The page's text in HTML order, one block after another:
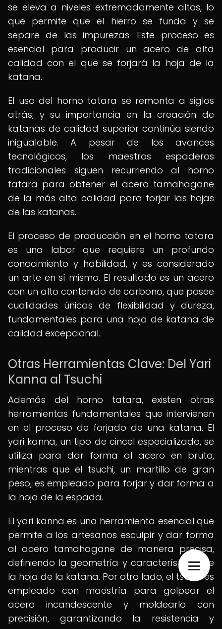
se eleva a niveles extremadamente altos, lo
que permite que el hierro se funda y se
separe de las impurezas. Este proceso es
esencial para producir un acero de alta
calidad con el que se forjará la hoja de la
katana.
El uso del horno tatara se remonta a siglos
atrás, y su importancia en la creación de
katanas de calidad superior continúa siendo
inigualable. A pesar de los avances
tecnológicos, los maestros espaderos
tradicionales siguen recurriendo al horno
tatara para obtener el acero tamahagane
de la más alta calidad para forjar las hojas
de las katanas.
El proceso de producción en el horno tatara
es una labor que requiere un profundo
conocimiento y habilidad, y es considerado
un arte en sí mismo. El resultado es un acero
con un alto contenido de carbono, que posee
cualidades únicas de flexibilidad y dureza,
fundamentales para una hoja de katana de
calidad excepcional.
Otras Herramientas Clave: Del Yari
Kanna al Tsuchi
Además del horno tatara, existen otras
herramientas fundamentales que intervienen
en el proceso de forjado de una katana. El
yari kanna, un tipo de cincel especializado, se
utiliza para dar forma al acero en bruto,
mientras que el tsuchi, un martillo de gran
peso, es empleado para forjar y dar forma a
la hoja de la espada.
El yari kanna es una herramienta esencial que
permite a los artesanos esculpir y dar forma
al acero tamahagane de manera precisa,
definiendo la geometría y características de
la hoja de la katana. Por otro lado, el tsuchi es
empleado con maestría para golpear el
acero incandescente y moldearlo con
precisión, garantizando la resistencia y